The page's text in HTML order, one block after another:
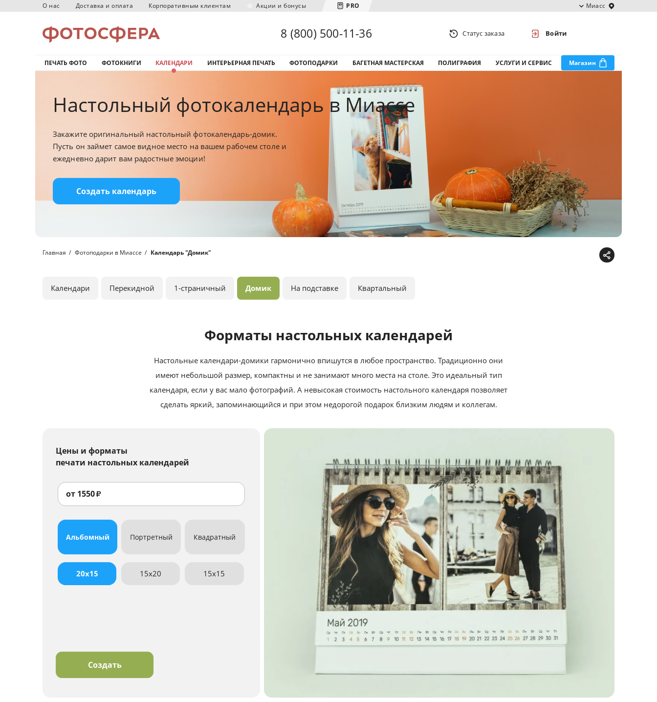
О нас Доставка и оплата Корпоративным клиентам Акции и бонусы PRO Миасс
Загрузка городов...
8 (800) 500-11-36 Статус заказа Войти
ПЕЧАТЬ ФОТО ФОТОКНИГИ КАЛЕНДАРИ ИНТЕРЬЕРНАЯ ПЕЧАТЬ ФОТОПОДАРКИ БАГЕТНАЯ МАСТЕРСКАЯ ПОЛИГРАФИЯ УСЛУГИ И СЕРВИС Магазин
Настольный фотокалендарь в Миассе
Закажите оригинальный настольный фотокалендарь-домик.
Пусть он займет самое видное место на вашем рабочем столе и
ежедневно дарит вам радостные эмоции!
Создать календарь
Главная Фотоподарки в Миассе Календарь "Домик"
Календари Перекидной 1-страничный Домик На подставке Квартальный
Форматы настольных календарей
Настольные календари-домики гармонично впишутся в любое пространство. Традиционно они
имеют небольшой размер, компактны и не занимают много места на столе. Это идеальный тип
календаря, если у вас мало фотографий. А невысокая стоимость настольного календаря позволяет
сделать яркий, запоминающийся и при этом недорогой подарок близким людям и коллегам.
Цены и форматы
печати настольных календарей
от 1550₽
Альбомный Портретный Квадратный
20x15 15x20 15x15
Создать